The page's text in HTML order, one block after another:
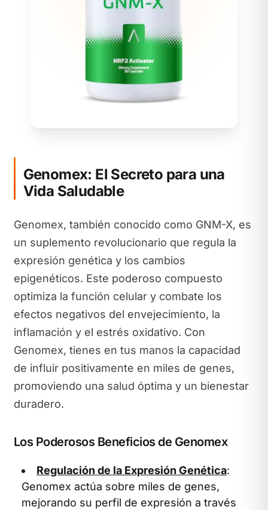
Genomex: El Secreto para una
Vida Saludable
Genomex, también conocido como GNM-X, es
un suplemento revolucionario que regula la
expresión genética y los cambios
epigenéticos. Este poderoso compuesto
optimiza la función celular y combate los
efectos negativos del envejecimiento, la
inflamación y el estrés oxidativo. Con
Genomex, tienes en tus manos la capacidad
de influir positivamente en miles de genes,
promoviendo una salud óptima y un bienestar
duradero.
Los Poderosos Beneficios de Genomex
Regulación de la Expresión Genética:
Genomex actúa sobre miles de genes,
mejorando su perfil de expresión a través